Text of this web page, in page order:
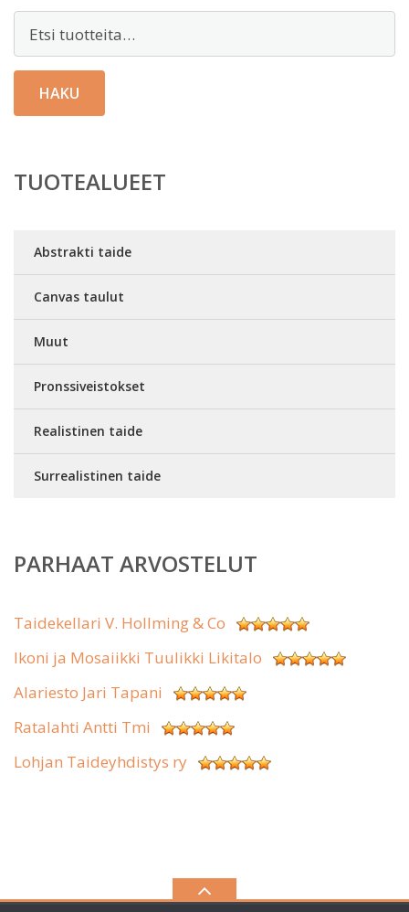
HAKU
TUOTEALUEET
Abstrakti taide
Canvas taulut
Muut
Pronssiveistokset
Realistinen taide
Surrealistinen taide
PARHAAT ARVOSTELUT
Taidekellari V. Hollming & Co
Ikoni ja Mosaiikki Tuulikki Likitalo
Alariesto Jari Tapani
Ratalahti Antti Tmi
Lohjan Taideyhdistys ry